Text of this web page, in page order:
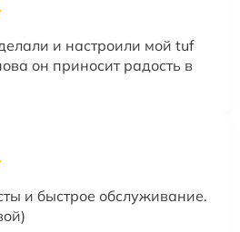
и настроили мой tuf
он приносит радость в
и быстрое обслуживание.